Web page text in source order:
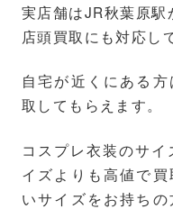
実店舗はJR秋葉原駅
店頭買取にも対応し
自宅が近くにある
取してもらえます。
コスプレ衣装のサ
イズよりも高値で
いサイズをお持ち